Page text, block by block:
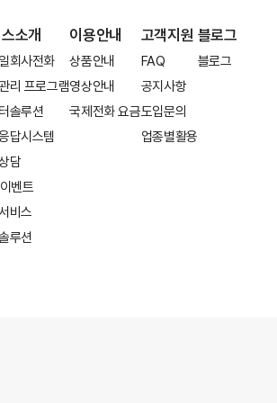
소개
회사전화
리 프로그램
솔루션
답시스템
담
벤트
비스
루션
이용안내
상품안내
영상안내
국제전화 요금
고객지원
FAQ
공지사항
도입문의
업종별활용
블로그
블로그